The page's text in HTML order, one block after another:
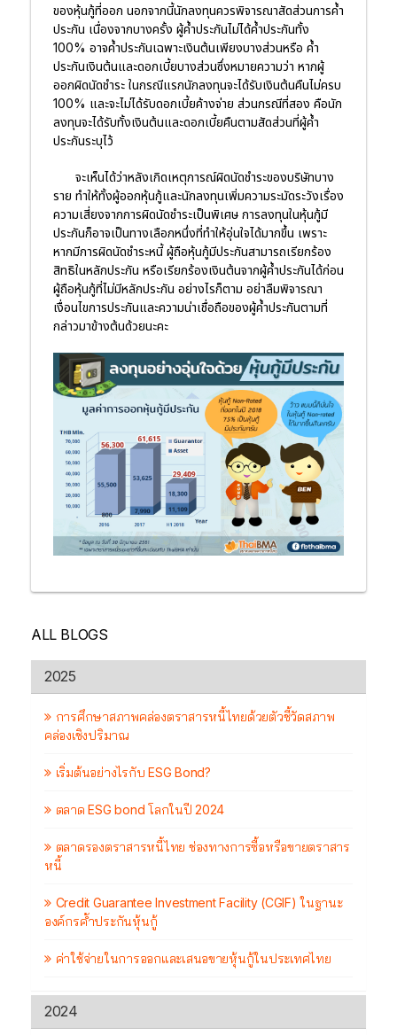
ของหุ้นกู้ที่ออก นอกจากนี้นักลงทุนควรพิจารณาสัดส่วนการค้ำ
ประกัน เนื่องจากบางครั้ง ผู้ค้ำประกันไม่ได้ค้ำประกันทั้ง
100% อาจค้ำประกันเฉพาะเงินต้นเพียงบางส่วนหรือ ค้ำ
ประกันเงินต้นและดอกเบี้ยบางส่วนซึ่งหมายความว่า หากผู้
ออกผิดนัดชำระ ในกรณีแรกนักลงทุนจะได้รับเงินต้นคืนไม่ครบ
100% และจะไม่ได้รับดอกเบี้ยค้างจ่าย ส่วนกรณีที่สอง คือนัก
ลงทุนจะได้รับทั้งเงินต้นและดอกเบี้ยคืนตามสัดส่วนที่ผู้ค้ำ
ประกันระบุไว้
จะเห็นได้ว่าหลังเกิดเหตุการณ์ผิดนัดชำระของบริษัทบาง
ราย ทำให้ทั้งผู้ออกหุ้นกู้และนักลงทุนเพิ่มความระมัดระวังเรื่อง
ความเสี่ยงจากการผิดนัดชำระเป็นพิเศษ การลงทุนในหุ้นกู้มี
ประกันก็อาจเป็นทางเลือกหนึ่งที่ทำให้อุ่นใจได้มากขึ้น เพราะ
หากมีการผิดนัดชำระหนี้ ผู้ถือหุ้นกู้มีประกันสามารถเรียกร้อง
สิทธิในหลักประกัน หรือเรียกร้องเงินต้นจากผู้ค้ำประกันได้ก่อน
ผู้ถือหุ้นกู้ที่ไม่มีหลักประกัน อย่างไรก็ตาม อย่าลืมพิจารณา
เงื่อนไขการประกันและความน่าเชื่อถือของผู้ค้ำประกันตามที่
กล่าวมาข้างต้นด้วยนะคะ
ALL BLOGS
2025
การศึกษาสภาพคล่องตราสารหนี้ไทยด้วยตัวชี้วัดสภาพ
คล่องเชิงปริมาณ
เริ่มต้นอย่างไรกับ ESG Bond?
ตลาด ESG bond โลกในปี 2024
ตลาดรองตราสารหนี้ไทย ช่องทางการซื้อหรือขายตราสาร
หนี้
Credit Guarantee Investment Facility (CGIF) ในฐานะ
องค์กรค้ำประกันหุ้นกู้
ค่าใช้จ่ายในการออกและเสนอขายหุ้นกู้ในประเทศไทย
2024